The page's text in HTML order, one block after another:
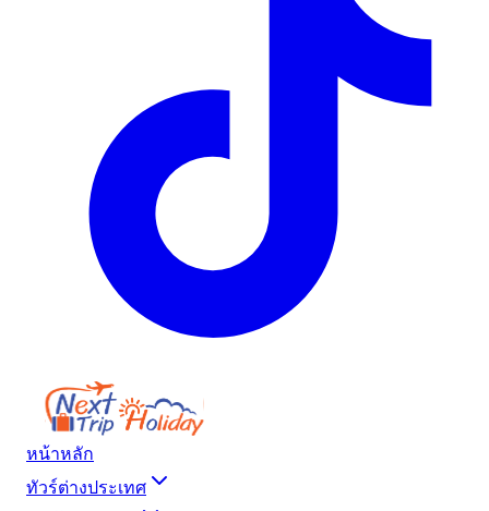
หน้าหลัก
ทัวร์ต่างประเทศ